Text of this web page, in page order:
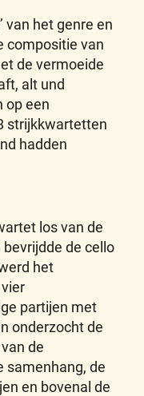
van het genre en
compositie van
de vermoeide
alt und
op een
strijkkwartetten
hadden
los van de
de cello
het
partijen met
onderzocht de
de
samenhang, de
en bovenal de